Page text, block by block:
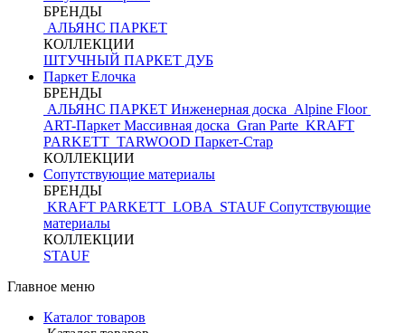
БРЕНДЫ
АЛЬЯНС ПАРКЕТ
КОЛЛЕКЦИИ
ШТУЧНЫЙ ПАРКЕТ ДУБ
Паркет Елочка
БРЕНДЫ
АЛЬЯНС ПАРКЕТ Инженерная доска Alpine Floor
ART-Паркет Массивная доска Gran Parte KRAFT
PARKETT TARWOOD Паркет-Стар
КОЛЛЕКЦИИ
Сопутствующие материалы
БРЕНДЫ
KRAFT PARKETT LOBA STAUF Сопутствующие
материалы
КОЛЛЕКЦИИ
STAUF
Главное меню
Каталог товаров